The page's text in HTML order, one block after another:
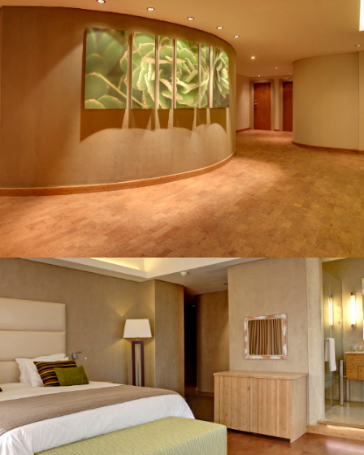
Markisen
Gelenkarmmarkisen
Wintergartenmarkisen
Seitenwandmarkisen
Senkrechtmarkisen
Insektenschutz
Innentüren
Garagentore
Garagentore von Novoferm
Garagentore von Normstahl
Böden